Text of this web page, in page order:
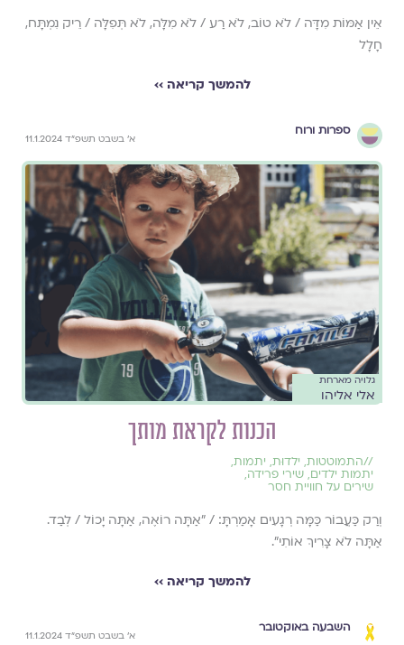
אֵין אַמּוֹת מִדָּה / לֹא טוֹב, לֹא רַע / לֹא מִלָּה, לֹא תְּפִלָּה / רֵיק נִמְתָּח,
חָלָל
להמשך קריאה ››
ספרות ורוח
א׳ בשבט תשפ״ד 11.1.2024
גלויה מארחת
אלי אליהו
הכנות לקראת מותך
//התמוטטות, ילדוּת, יתמות,
יתמות ילדים, שירי פרידה,
שירים על חוויית חסר
וְרַק כַּעֲבוֹר כַּמָּה רְגָעִים אָמַרְתָּ: / "אַתָּה רוֹאֶה, אַתָּה יָכוֹל / לְבַד.
אַתָּה לֹא צָרִיךְ אוֹתִי".
להמשך קריאה ››
השבעה באוקטובר
א׳ בשבט תשפ״ד 11.1.2024